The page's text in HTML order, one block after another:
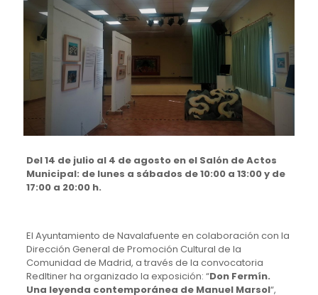
Del 14 de julio al 4 de agosto en el Salón de Actos
Municipal: de lunes a sábados de 10:00 a 13:00 y de
17:00 a 20:00 h.
El Ayuntamiento de Navalafuente en colaboración con la
Dirección General de Promoción Cultural de la
Comunidad de Madrid, a través de la convocatoria
RedItiner ha organizado la exposición: “Don Fermín.
Una leyenda contemporánea de Manuel Marsol“,